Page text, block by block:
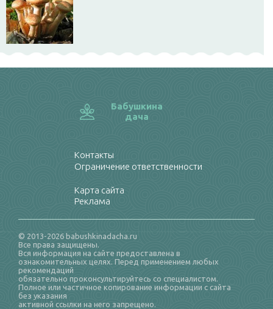
Бабушкина
дача
Контакты
Ограничение ответственности
Карта сайта
Реклама
© 2013-2026 babushkinadacha.ru
Все права защищены.
Вся информация на сайте предоставлена в
ознакомительных целях. Перед применением любых
рекомендаций
обязательно проконсультируйтесь со специалистом.
Полное или частичное копирование информации с сайта
без указания
активной ссылки на него запрещено.